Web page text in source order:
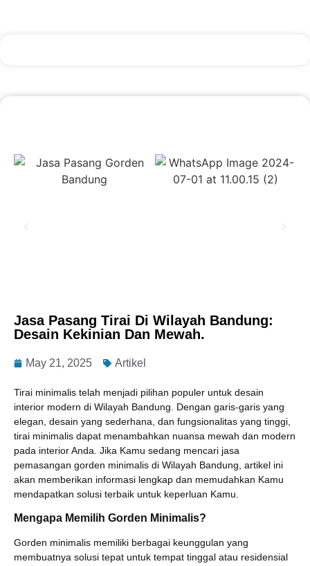
Jasa Pasang Tirai Di Wilayah Bandung:
Desain Kekinian Dan Mewah.
May 21, 2025 Artikel
Tirai minimalis telah menjadi pilihan populer untuk desain
interior modern di Wilayah Bandung. Dengan garis-garis yang
elegan, desain yang sederhana, dan fungsionalitas yang tinggi,
tirai minimalis dapat menambahkan nuansa mewah dan modern
pada interior Anda. Jika Kamu sedang mencari jasa
pemasangan gorden minimalis di Wilayah Bandung, artikel ini
akan memberikan informasi lengkap dan memudahkan Kamu
mendapatkan solusi terbaik untuk keperluan Kamu.
Mengapa Memilih Gorden Minimalis?
Gorden minimalis memiliki berbagai keunggulan yang
membuatnya solusi tepat untuk tempat tinggal atau residensial